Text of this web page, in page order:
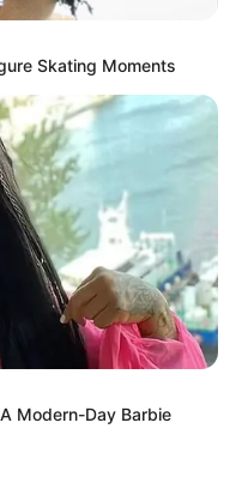
Skating Moments
Modern-Day Barbie